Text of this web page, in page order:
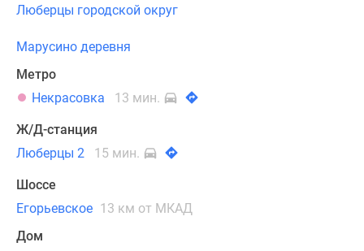
Люберцы городской округ
Марусино деревня
Метро
Некрасовка
13 мин.
Ж/Д-станция
Люберцы 2
15 мин.
Шоссе
Егорьевское 13 км от МКАД
Дом